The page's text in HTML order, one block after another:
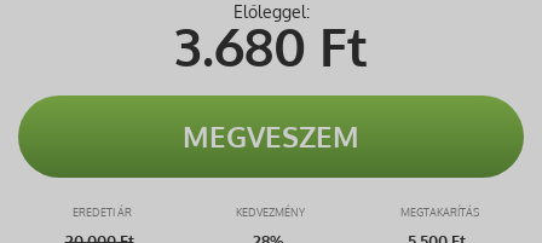
Előleggel:
3.680 Ft
MEGVESZEM
EREDETI ÁR KEDVEZMÉNY MEGTAKARÍTÁS